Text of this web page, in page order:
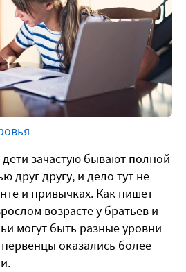
зачастую бывают полной
друг другу, и дело тут не
и привычках. Как пишет
возрасте у братьев и
могут быть разные уровни
оказались более